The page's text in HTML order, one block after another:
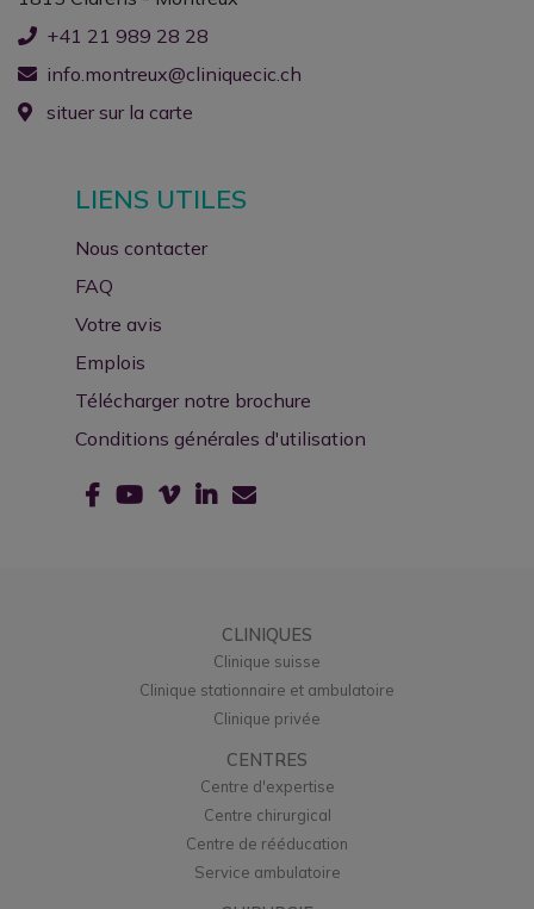
+41 21 989 28 28
info.montreux@cliniquecic.ch
situer sur la carte
LIENS UTILES
Nous contacter
FAQ
Votre avis
Emplois
Télécharger notre brochure
Conditions générales d'utilisation
CLINIQUES
Clinique suisse
Clinique stationnaire et ambulatoire
Clinique privée
CENTRES
Centre d'expertise
Centre chirurgical
Centre de rééducation
Service ambulatoire